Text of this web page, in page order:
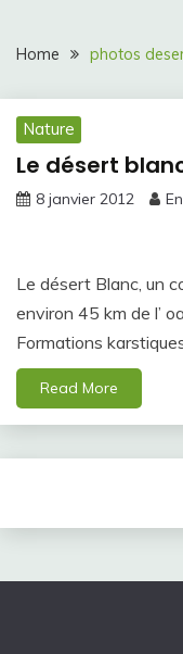
Home photos
Nature
Le désert
8 janvier 2012
Le désert Blanc, un
environ 45 km de l’
Formations
Read More